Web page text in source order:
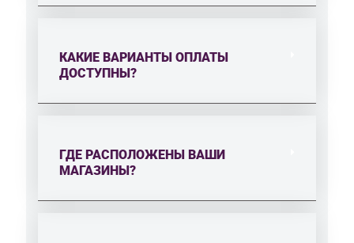
КАКИЕ ВАРИАНТЫ ОПЛАТЫ
ДОСТУПНЫ?
ГДЕ РАСПОЛОЖЕНЫ ВАШИ
МАГАЗИНЫ?